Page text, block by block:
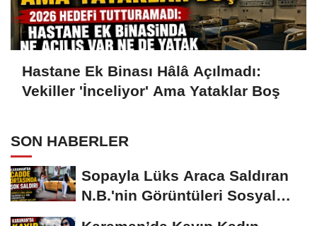
Hastane Ek Binası Hâlâ Açılmadı:
Vekiller 'İnceliyor' Ama Yataklar Boş
SON HABERLER
Sopayla Lüks Araca Saldıran
N.B.'nin Görüntüleri Sosyal